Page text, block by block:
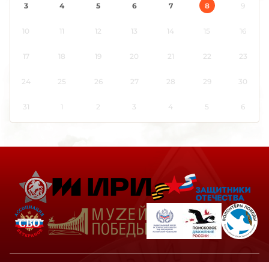
Кировская область
Краснодарский край
Курская область
Липецкая область
Луганская Народная Республика
Магаданская область
Марий Эл
Мордовия
3 4 5 6 7 8 9
10 11 12 13 14 15 16
17 18 19 20 21 22 23
24 25 26 27 28 29 30
31 1 2 3 4 5 6